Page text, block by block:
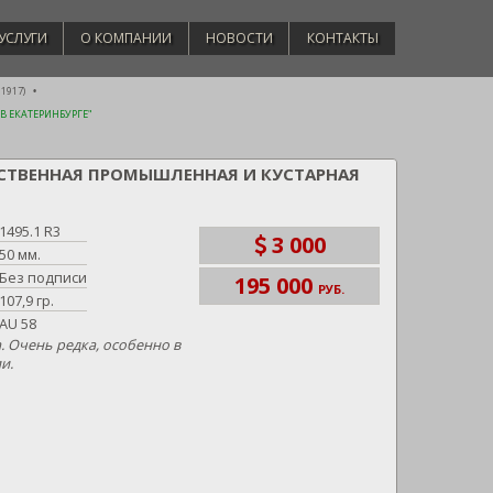
О КОМПАНИИ НОВОСТИ КОНТАКТЫ
ПРОМЫШЛЕННАЯ И КУСТАРНАЯ
1495.1 R3
50 мм.
Без подписи
107,9 гр.
AU 58
Очень редка, особенно в
3 000
195 000 РУБ.